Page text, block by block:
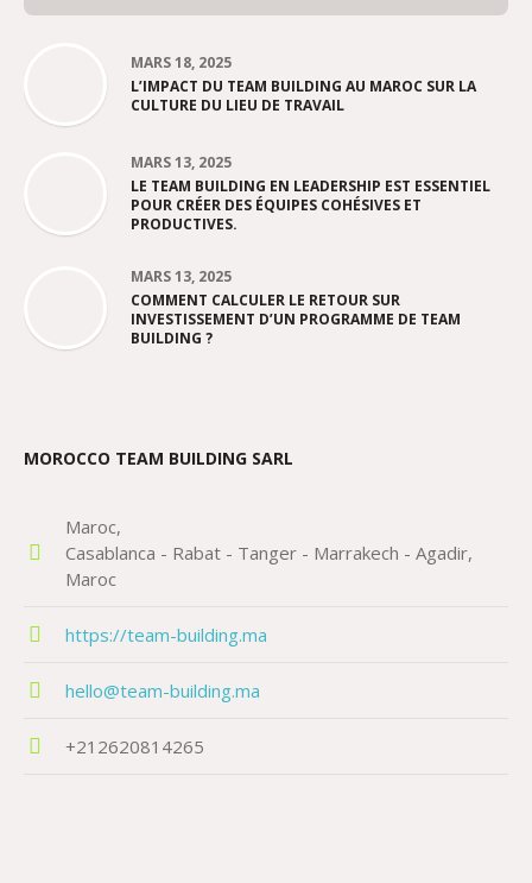
MARS 18, 2025
L’IMPACT DU TEAM BUILDING AU MAROC SUR LA
CULTURE DU LIEU DE TRAVAIL
MARS 13, 2025
LE TEAM BUILDING EN LEADERSHIP EST ESSENTIEL
POUR CRÉER DES ÉQUIPES COHÉSIVES ET
PRODUCTIVES.
MARS 13, 2025
COMMENT CALCULER LE RETOUR SUR
INVESTISSEMENT D’UN PROGRAMME DE TEAM
BUILDING ?
MOROCCO TEAM BUILDING SARL
Maroc
Casablanca - Rabat - Tanger - Marrakech - Agadir
Maroc
https://team-building.ma
hello@team-building.ma
+212620814265